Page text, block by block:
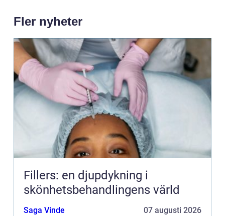
Fler nyheter
Fillers: en djupdykning i
skönhetsbehandlingens värld
Saga Vinde 07 augusti 2026